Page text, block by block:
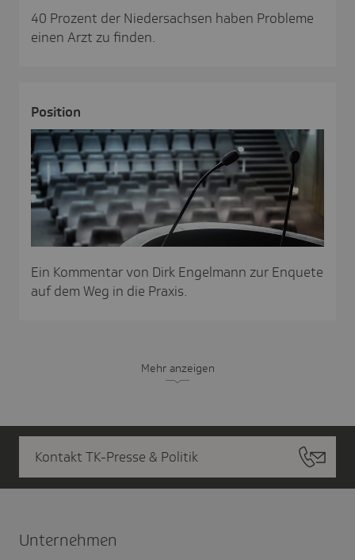
40 Prozent der Niedersachsen haben Probleme
einen Arzt zu finden.
Posi­tion
Ein Kommentar von Dirk Engelmann zur Enquete
auf dem Weg in die Praxis.
Mehr anzeigen
Kontakt TK-Presse & Politik
Unter­nehmen